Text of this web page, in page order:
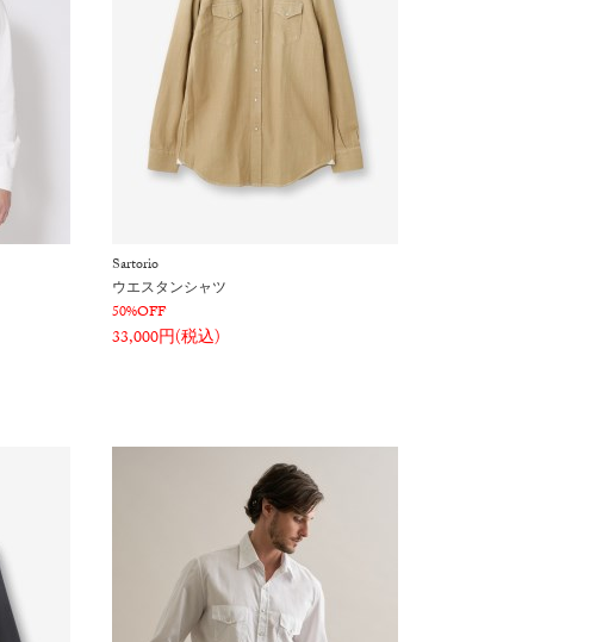
Sartorio
ウエスタンシャツ
50%OFF
33,000円(税込)